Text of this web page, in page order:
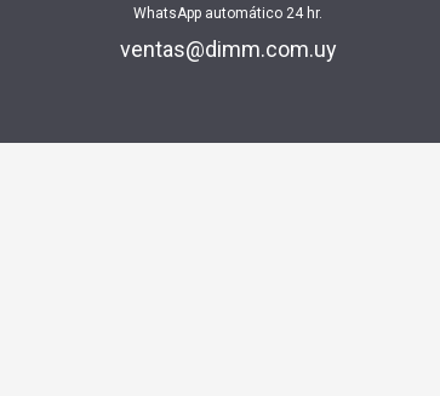
WhatsApp automático 24 hr.
ventas@dimm.com.uy